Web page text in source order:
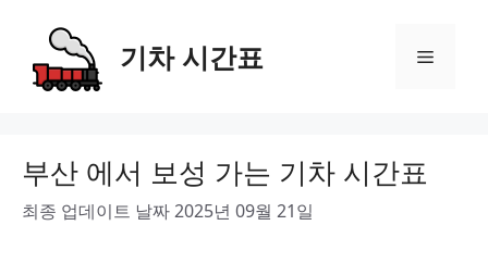
content
기차 시간표 Menu
부산 에서 보성 가는 기차 시간표
최종 업데이트 날짜 2025년 09월 21일